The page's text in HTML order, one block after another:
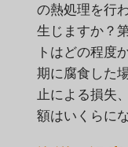
の熱処理を行
生じますか？
トはどの程
期に腐食した
止による損失
額はいくらに